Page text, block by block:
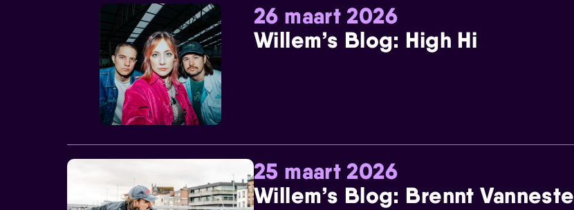
26 maart 2026
Willem’s Blog: High Hi
25 maart 2026
Willem’s Blog: Brennt Vanneste